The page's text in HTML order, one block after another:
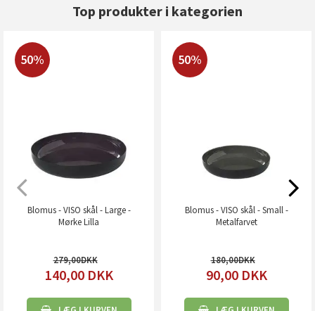
Top produkter i kategorien
50%
Blomus - VISO skål - Large -
Mørke Lilla
279,00
140,00 DKK
50%
Blomus - VISO skål - Small -
Metalfarvet
180,00
90,00 DKK